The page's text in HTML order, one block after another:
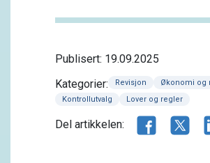
Publisert: 19.09.2025
Kategorier:
Revisjon
Økonomi og
Kontrollutvalg
Lover og regler
Del artikkelen: Del